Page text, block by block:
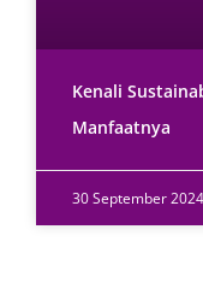
Kenali
Manfaatnya
30 September 2024